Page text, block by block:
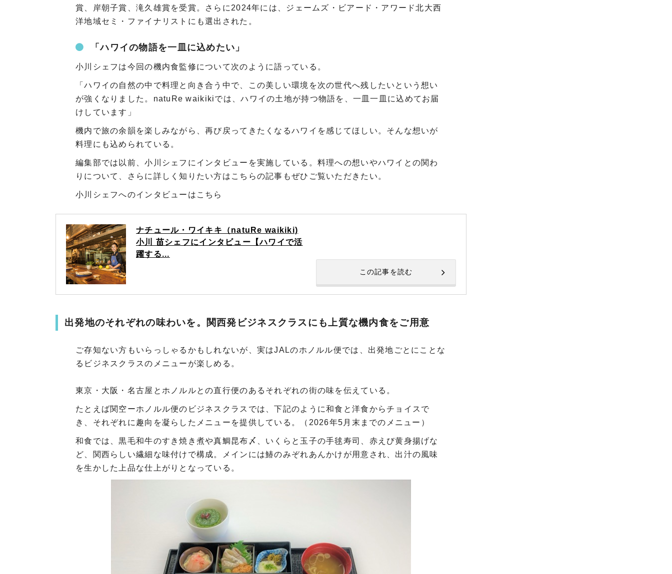
賞、岸朝子賞、滝久雄賞を受賞。さらに2024年には、ジェームズ・ビアード・アワード北大西
洋地域セミ・ファイナリストにも選出された。
「ハワイの物語を一皿に込めたい」
小川シェフは今回の機内食監修について次のように語っている。
「ハワイの自然の中で料理と向き合う中で、この美しい環境を次の世代へ残したいという想い
が強くなりました。natuRe waikikiでは、ハワイの土地が持つ物語を、一皿一皿に込めてお届
けしています」
機内で旅の余韻を楽しみながら、再び戻ってきたくなるハワイを感じてほしい。そんな想いが
料理にも込められている。
編集部では以前、小川シェフにインタビューを実施している。料理への想いやハワイとの関わ
りについて、さらに詳しく知りたい方はこちらの記事もぜひご覧いただきたい。
小川シェフへのインタビューはこちら
ナチュール・ワイキキ（natuRe waikiki)
小川 苗シェフにインタビュー【ハワイで活
躍する...
この記事を読む
出発地のそれぞれの味わいを。関西発ビジネスクラスにも上質な機内食をご用意
ご存知ない方もいらっしゃるかもしれないが、実はJALのホノルル便では、出発地ごとにことな
るビジネスクラスのメニューが楽しめる。
東京・大阪・名古屋とホノルルとの直行便のあるそれぞれの街の味を伝えている。
たとえば関空ーホノルル便のビジネスクラスでは、下記のように和食と洋食からチョイスで
き、それぞれに趣向を凝らしたメニューを提供している。（2026年5月末までのメニュー）
和食では、黒毛和牛のすき焼き煮や真鯛昆布〆、いくらと玉子の手毬寿司、赤えび黄身揚げな
ど、関西らしい繊細な味付けで構成。メインには鰆のみぞれあんかけが用意され、出汁の風味
を生かした上品な仕上がりとなっている。